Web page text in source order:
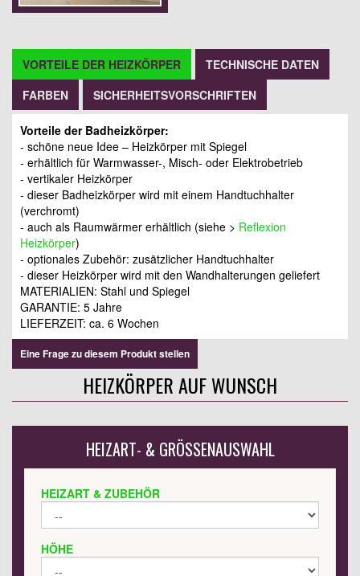
VORTEILE DER HEIZKÖRPER
TECHNISCHE DATEN
FARBEN
SICHERHEITSVORSCHRIFTEN
Vorteile der Badheizkörper:
- schöne neue Idee – Heizkörper mit Spiegel
- erhältlich für Warmwasser-, Misch- oder Elektrobetrieb
- vertikaler Heizkörper
- dieser Badheizkörper wird mit einem Handtuchhalter
(verchromt)
- auch als Raumwärmer erhältlich (siehe > Reflexion
Heizkörper)
- optionales Zubehör: zusätzlicher Handtuchhalter
- dieser Heizkörper wird mit den Wandhalterungen geliefert
MATERIALIEN: Stahl und Spiegel
GARANTIE: 5 Jahre
LIEFERZEIT: ca. 6 Wochen
Eine Frage zu diesem Produkt stellen
HEIZKÖRPER AUF WUNSCH
HEIZART- & GRÖSSENAUSWAHL
HEIZART & ZUBEHÖR
HÖHE